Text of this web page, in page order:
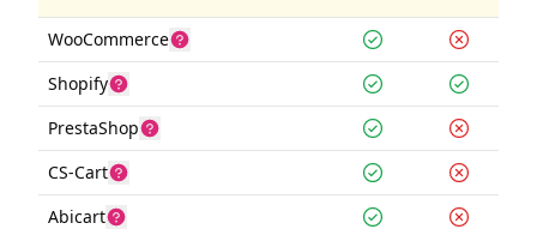
WooCommerce
Shopify
PrestaShop
CS-Cart
Abicart